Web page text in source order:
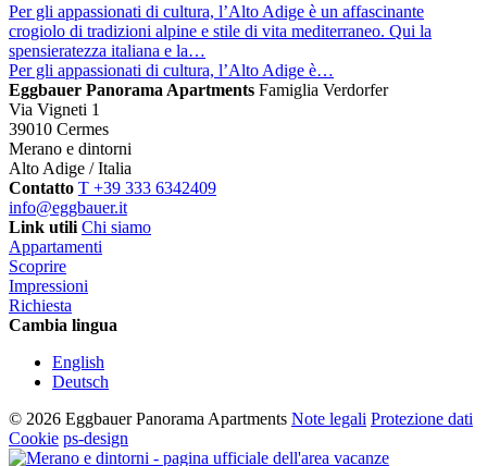
Per gli appassionati di cultura, l’Alto Adige è un affascinante
crogiolo di tradizioni alpine e stile di vita mediterraneo. Qui la
spensieratezza italiana e la…
Per gli appassionati di cultura, l’Alto Adige è…
Eggbauer Panorama Apartments Famiglia Verdorfer
Via Vigneti 1
39010 Cermes
Merano e dintorni
Alto Adige / Italia
Contatto T +39 333 6342409
info@eggbauer.it
Link utili Chi siamo
Appartamenti
Scoprire
Impressioni
Richiesta
Cambia lingua
English
Deutsch
© 2026 Eggbauer Panorama Apartments Note legali Protezione dati
Cookie ps-design